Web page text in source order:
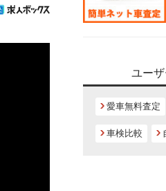
ユー
愛車無料査定
車検比較